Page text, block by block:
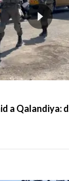
a Qalandiya: